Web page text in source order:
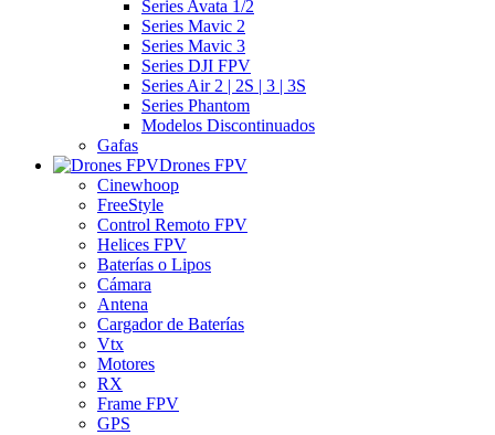
Series Avata 1/2
Series Mavic 2
Series Mavic 3
Series DJI FPV
Series Air 2 | 2S | 3 | 3S
Series Phantom
Modelos Discontinuados
Gafas
Drones FPV
Cinewhoop
FreeStyle
Control Remoto FPV
Helices FPV
Baterías o Lipos
Cámara
Antena
Cargador de Baterías
Vtx
Motores
RX
Frame FPV
GPS